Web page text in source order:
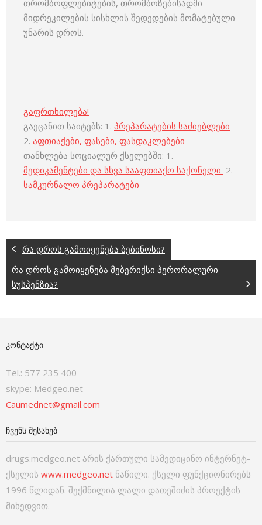
თრომბოფლებიტების, თრომბოზებისადმი
მიდრეკილების სისხლის შედედების მომატებული
უნარის დროს.
გაფრთხილება!
გაეცანით საიტებს: 1. პრეპარატების საძიებლები
2. აფთიაქები, ფასები, ფასდაკლებები
თანხლება სოციალურ ქსელებში: 1.
მედიკამენტები და სხვა სააფთიაქო საქონელი 2.
სამკურნალო პრეპარატები
რა დროს გამოიყენება ბებინოსი?
რა დროს გამოიყენება მებერიქსი პერორალური
სუსპენზია?
ᲙᲝᲜᲢᲐᲥᲢᲘ
Tel.: 577 235 400
skype: Medgeo.net
Caumednet@gmail.com
ᲩᲕᲔᲜᲡ ᲨᲔᲡᲐᲮᲔᲑ
drugs.medgeo.net არის ქართული სამედიცინო ინტერნეტ-
ქსელის www.medgeo.net ნაწილი. ქსელი ფუნქციონირებს
1996 წლიდან. შექმნილია ლალი დათეშიძის პროექტის
მიხედვით.